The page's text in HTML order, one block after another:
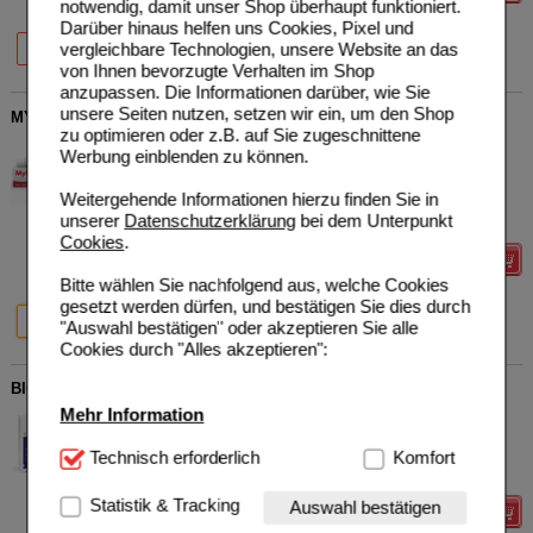
notwendig, damit unser Shop überhaupt funktioniert.
Darüber hinaus helfen uns Cookies, Pixel und
vergleichbare Technologien, unsere Website an das
von Ihnen bevorzugte Verhalten im Shop
anzupassen. Die Informationen darüber, wie Sie
unsere Seiten nutzen, setzen wir ein, um den Shop
zu optimieren oder z.B. auf Sie zugeschnittene
Werbung einblenden zu können.
Weitergehende Informationen hierzu finden Sie in
unserer Datenschutzerklärungbei dem Unterpunkt
Cookies.
Bitte wählen Sie nachfolgend aus, welche Cookies
gesetzt werden dürfen, und bestätigen Sie dies durch
"Auswahl bestätigen" oder akzeptieren Sie alle
Cookies durch "Alles akzeptieren":
Mehr Information
Technisch Notwendig:Hierbei handelt es sich um
Website notwendig sind (z.B. Navigation, Warenkorb,
Kundenkonto), weshalb auf diese nicht verzichtet
Technisch erforderlich Komfort
Statistik & Tracking Auswahl bestätigen
40 St
29%
120 St
35%
400 St
29%
MYKOSERT Creme bei Haut- und Fußpilz
Dr. Pfleger Arzneimittel
GmbH
20g Creme
AVP
Sie sparen
Grundpreis
498,00 €
20 g
20%
50 g
20%
BIO-H-TIN Vitamin H 2,5 mg für 12 Wochen Tabletten
Dr. Pfleger Arzneimittel
09900432
*
Details